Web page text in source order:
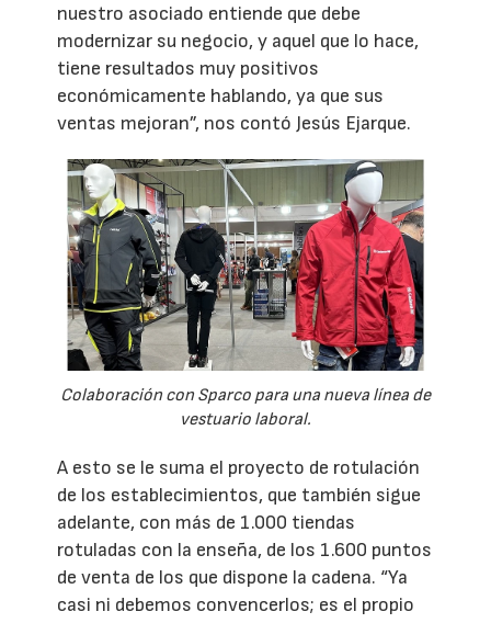
nuestro asociado entiende que debe
modernizar su negocio, y aquel que lo hace,
tiene resultados muy positivos
económicamente hablando, ya que sus
ventas mejoran”, nos contó Jesús Ejarque.
Colaboración con Sparco para una nueva línea de
vestuario laboral.
A esto se le suma el proyecto de rotulación
de los establecimientos, que también sigue
adelante, con más de 1.000 tiendas
rotuladas con la enseña, de los 1.600 puntos
de venta de los que dispone la cadena. “Ya
casi ni debemos convencerlos; es el propio